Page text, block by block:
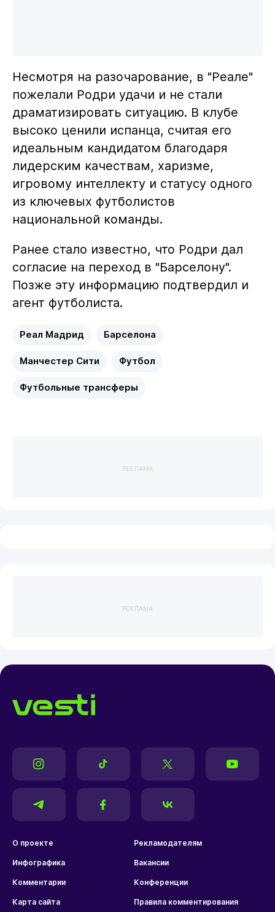
Несмотря на разочарование, в "Реале"
пожелали Родри удачи и не стали
драматизировать ситуацию. В клубе
высоко ценили испанца, считая его
идеальным кандидатом благодаря
лидерским качествам, харизме,
игровому интеллекту и статусу одного
из ключевых футболистов
национальной команды.
Ранее стало известно, что Родри дал
согласие на переход в "Барселону".
Позже эту информацию подтвердил и
агент футболиста.
Реал Мадрид Барселона
Манчестер Сити Футбол
Футбольные трансферы
РЕКЛАМА
РЕКЛАМА
О проекте Рекламодателям
Инфографика Вакансии
Комментарии Конференции
Карта сайта Правила комментирования